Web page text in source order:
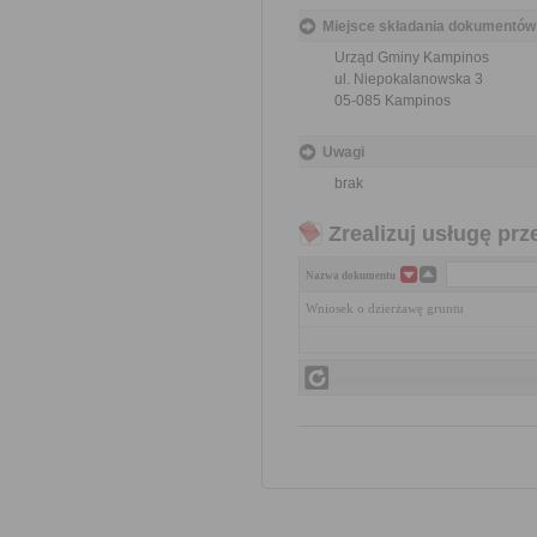
Miejsce składania dokumentów
Urząd Gminy Kampinos
ul. Niepokalanowska 3
05-085 Kampinos
Uwagi
brak
Zrealizuj usługę
Nazwa dokumentu
Wniosek o dzierżawę gruntu